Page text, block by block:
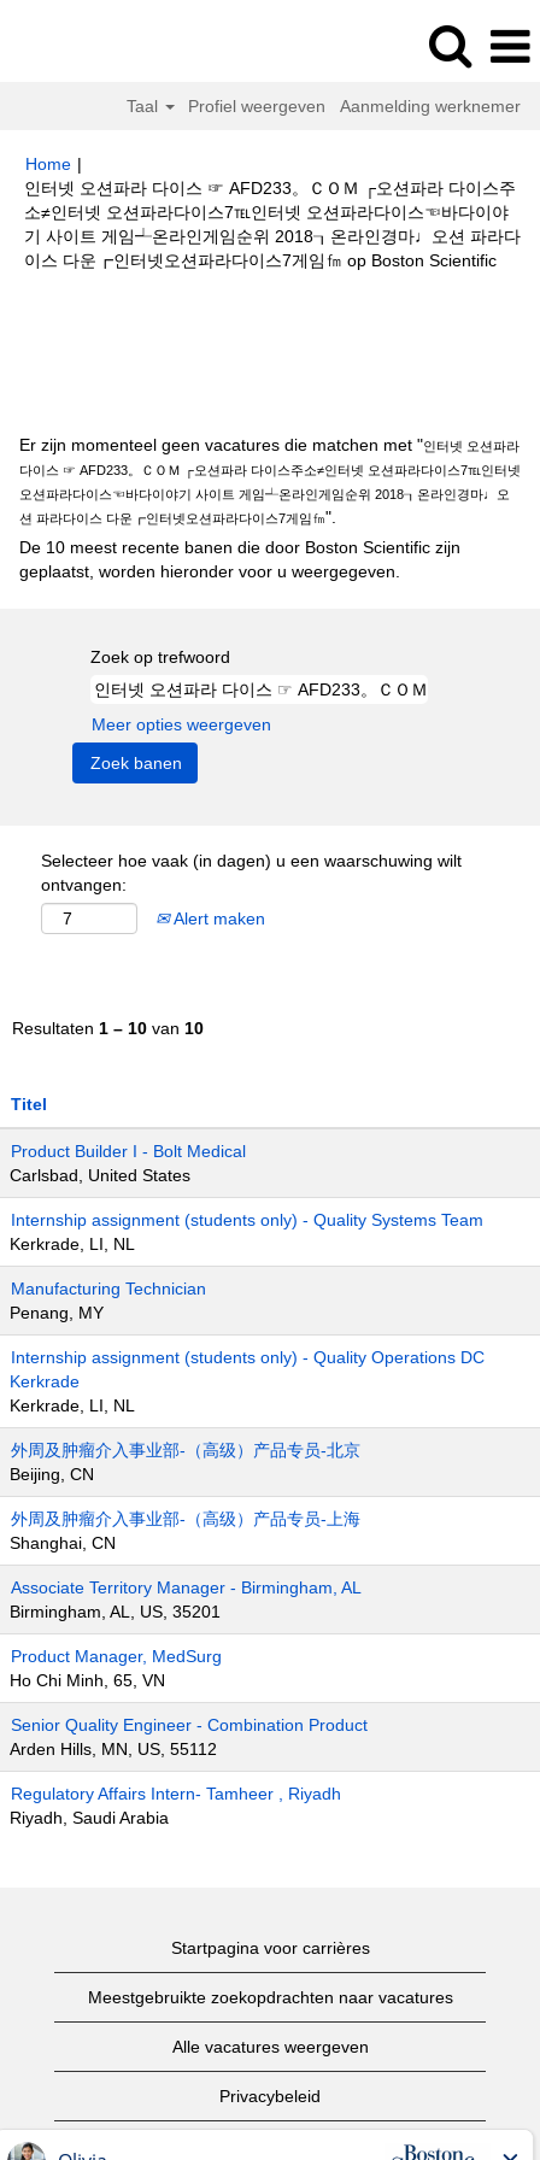
Taal Profiel weergeven Aanmelding werknemer
Home |
인터넷 오션파라 다이스 ☞ AFD233。ＣＯＭ ┌오션파라 다이스주
소≠인터넷 오션파라다이스7℡인터넷 오션파라다이스☜바다이야
기 사이트 게임┵온라인게임순위 2018┒온라인경마♩오션 파라다
이스 다운┏인터넷오션파라다이스7게임㎙ op Boston Scientific
Er zijn momenteel geen vacatures die matchen met "인터넷 오션파라
다이스 ☞ AFD233。ＣＯＭ ┌오션파라 다이스주소≠인터넷 오션파라다이스7℡인터넷
오션파라다이스☜바다이야기 사이트 게임┵온라인게임순위 2018┒온라인경마♩오
션 파라다이스 다운┏인터넷오션파라다이스7게임㎙".
De 10 meest recente banen die door Boston Scientific zijn
geplaatst, worden hieronder voor u weergegeven.
Zoek op trefwoord
Meer opties weergeven
Selecteer hoe vaak (in dagen) u een waarschuwing wilt
ontvangen:
Alert maken
Resultaten 1 – 10 van 10
Titel
Product Builder I - Bolt Medical
Carlsbad, United States
Internship assignment (students only) - Quality Systems Team
Kerkrade, LI, NL
Manufacturing Technician
Penang, MY
Internship assignment (students only) - Quality Operations DC
Kerkrade
Kerkrade, LI, NL
外周及肿瘤介入事业部-（高级）产品专员-北京
Beijing, CN
外周及肿瘤介入事业部-（高级）产品专员-上海
Shanghai, CN
Associate Territory Manager - Birmingham, AL
Birmingham, AL, US, 35201
Product Manager, MedSurg
Ho Chi Minh, 65, VN
Senior Quality Engineer - Combination Product
Arden Hills, MN, US, 55112
Regulatory Affairs Intern- Tamheer , Riyadh
Riyadh, Saudi Arabia
Startpagina voor carrières
Meestgebruikte zoekopdrachten naar vacatures
Alle vacatures weergeven
Privacybeleid